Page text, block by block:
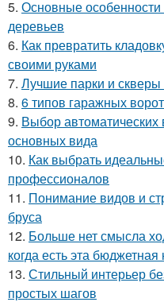
5. Основные
деревьев
6. Как превратить
своими руками
7. Лучшие парки и
8. 6 типов гаражных
9. Выбор автоматических
основных вида
10. Как выбрать
профессионалов
11. Понимание видов и
бруса
12. Больше нет смысла
когда есть эта
13. Стильный интерьер
простых шагов